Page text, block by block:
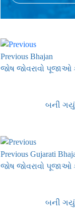
Previous Bhajan
જોષ જોવરાવો પૂજાઓ
બની
Previous Gujarati
જોષ જોવરાવો પૂજાઓ
બની